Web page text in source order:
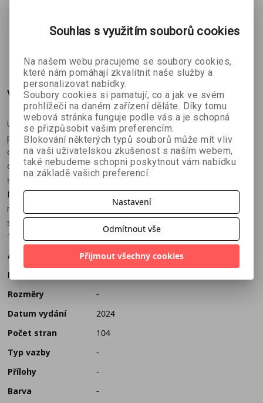
Grimmichová
Grimmichová
Grimmichová
Více o knize
Udělejte radost vlastními výtvory! Když se rozhodnete vytvořit
pro někoho dar, není to malá věc a stojí to čas a nemalé úsilí. Na
oplátku se ale váš dar stane originálním a bude vyjadřovat váš
osobní vztah k tomu, koho obdarováváte. V této knize naleznete
srozumitelné postupy, jak vytvořit dárky pro různé příležitosti.
Můžete si vybrat z různých technik, najít si ty, které máte rádi,
nebo poznat nějaké nové. Naleznete zde různě náročné projekty
s podrobným postupem a fotografiemi, které vás povedou.
Tvoření je tedy otevřené velkým i malým!
Autor
Alena Isabella Grimmichová
Překlad
Rozměry
-
Datum vydání
2024
Počet stran
104
Typ vazby
-
Přílohy
-
Barva
-
Souhlas s využitím souborů cookies
Na našem webu pracujeme se soubory cookies,
které nám pomáhají zkvalitnit naše služby a
personalizovat nabídky.
Soubory cookies si pamatují, co a jak ve svém
prohlížeči na daném zařízení děláte. Díky tomu
webová stránka funguje podle vás a je schopná
se přizpůsobit vašim preferencím.
Blokování některých typů souborů může mít vliv
na vaši uživatelskou zkušenost s naším webem,
také nebudeme schopni poskytnout vám nabídku
na základě vašich preferencí.
Nastavení
Odmítnout vše
Přijmout všechny cookies